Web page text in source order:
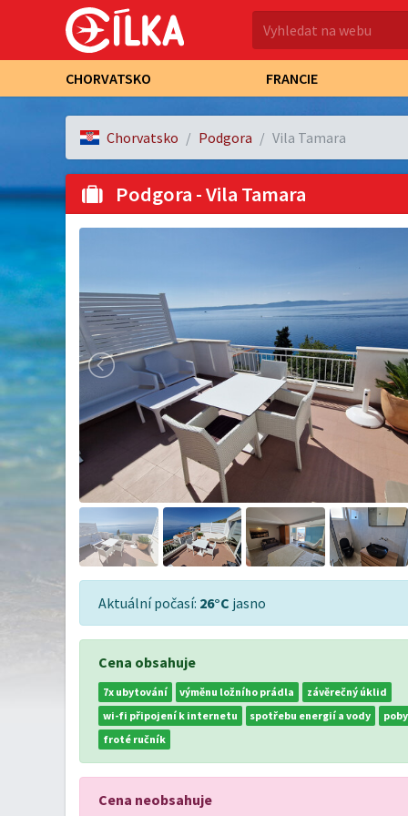
CHORVATSKO FRANCIE
Chorvatsko Podgora Vila Tamara
Podgora - Vila Tamara
Aktuální počasí: 26°C jasno
Cena obsahuje
7x ubytování výměnu ložního prádla
závěrečný úklid
wi-fi připojení k internetu
spotřebu energií a vody
froté ručník
Cena neobsahuje